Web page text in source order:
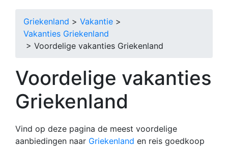
Griekenland > Vakantie >
Vakanties Griekenland
> Voordelige vakanties Griekenland
Voordelige vakanties
Griekenland
Vind op deze pagina de meest voordelige
aanbiedingen naar Griekenland en reis goedkoop